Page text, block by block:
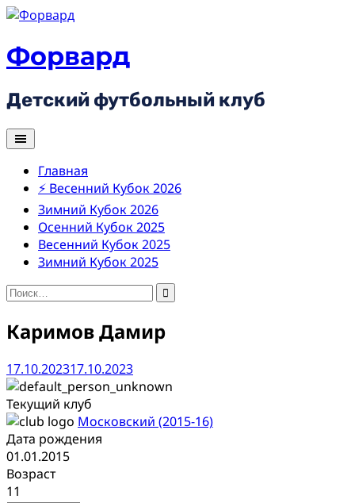
Skip
content
Форвард
Детский футбольный клуб
Главная
⚡ Весенний Кубок 2026
Зимний Кубок 2026
Осенний Кубок 2025
Весенний Кубок 2025
Зимний Кубок 2025
Найти:
Каримов Дамир
17.10.202317.10.2023
Текущий клуб
Московский (2015-16)
Дата рождения
01.01.2015
Возраст
11